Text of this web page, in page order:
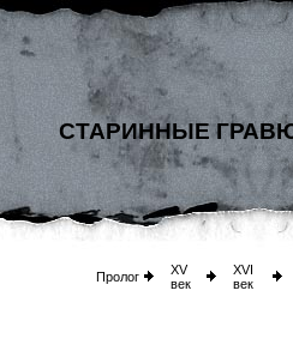
СТАРИННЫЕ
Пролог
XV
век
XVI
век